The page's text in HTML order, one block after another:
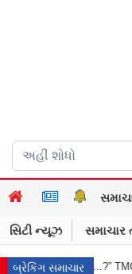
સિટી ન્યૂઝ સમાચાર
બ્રેકિંગ સમાચાર
મોઇત્રાને સુપ્રીમ કોર્ટનો